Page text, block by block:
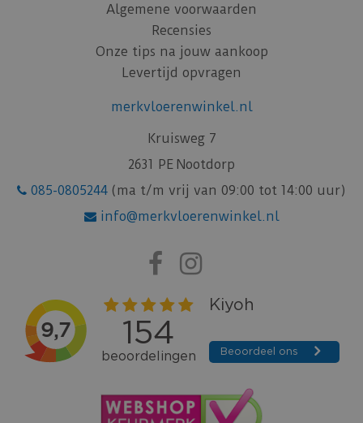
Algemene voorwaarden
Recensies
Onze tips na jouw aankoop
Levertijd opvragen
merkvloerenwinkel.nl
Kruisweg 7
2631 PE Nootdorp
085-0805244 (ma t/m vrij van 09:00 tot 14:00 uur)
info@merkvloerenwinkel.nl